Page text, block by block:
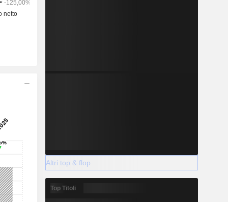
Altri top & flop
Top Titoli